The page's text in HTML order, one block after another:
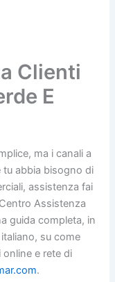
Clienti
E
ma i canali a
abbia bisogno di
assistenza fai
Assistenza
guida completa, in
su come
e rete di
.